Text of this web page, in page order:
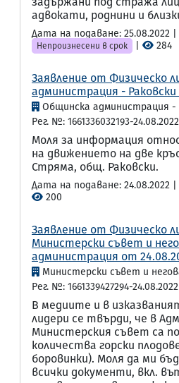
адвокати, роднини и
Дата на подаване: 25.08.2022
Непроизнесени в срок 284
Заявление от Физическо
администрация - Раковски
Общинска администрация -
Рег. №: 1661336032193-24.08.2022
Моля за информация
на движението на две
Стряма, общ. Раковски.
Дата на подаване: 24.08.2022
200
Заявление от Физическо
Министерски съвет и
администрация от
Министерски съвет и
Рег. №: 1661339427294-24.08.2022
В медиите и в
лидери се твърди, че в
Министерския съвет са
количества горски
боровинки). Моля да ми
всички документи, вкл.